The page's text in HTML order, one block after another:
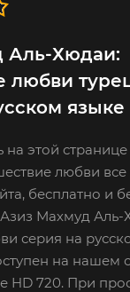
Аль-Хюдаи:
любви
языке
на этой
любви
бесплатно и
Махмуд
серия на
на нашем
HD 720. При